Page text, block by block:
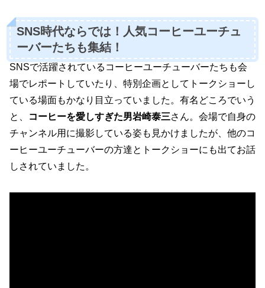
SNS時代ならでは！人気コーヒーユーチュ
ーバーたちも集結！
SNSで活躍されているコーヒーユーチューバーたちも会
場でレポートしていたり、特別企画としてトークショーし
ている場面もかなり目立っていました。有名どころでいう
と、
コーヒーを愛しすぎた男岩崎泰三さん。会場で自身の
チャンネル用に撮影している姿も見かけましたが、他のコ
ーヒーユーチューバーの方達とトークショーにも出てお話
しされていました。